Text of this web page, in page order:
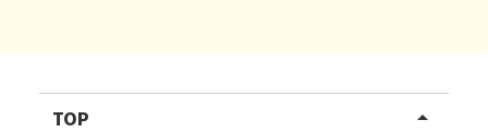
TOP arrow_drop_up